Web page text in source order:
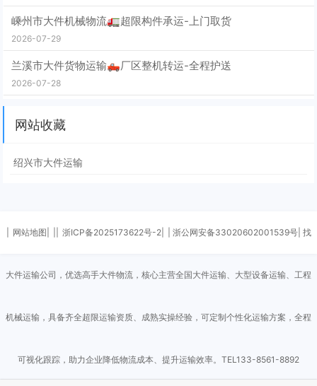
嵊州市大件机械物流🚛超限构件承运-上门取货
2026-07-29
兰溪市大件货物运输🛻厂区整机转运-全程护送
2026-07-28
网站收藏
绍兴市大件运输
网站地图| 浙ICP备2025173622号-2| | 浙公网安备33020602001539号| 找
大件运输公司，优选高手大件物流，核心主营全国大件运输、大型设备运输、工程
机械运输，具备齐全超限运输资质、成熟实操经验，可定制个性化运输方案，全程
可视化跟踪，助力企业降低物流成本、提升运输效率。TEL133-8561-8892